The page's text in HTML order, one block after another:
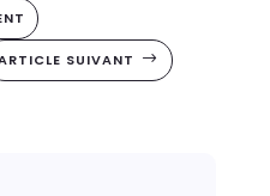
SUIVANT $